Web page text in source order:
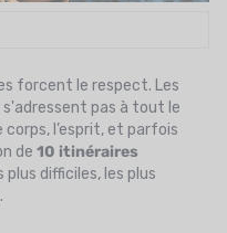
forcent le respect. Les
s'adressent pas à tout le
l’esprit, et parfois
de 10 itinéraires
difficiles, les plus